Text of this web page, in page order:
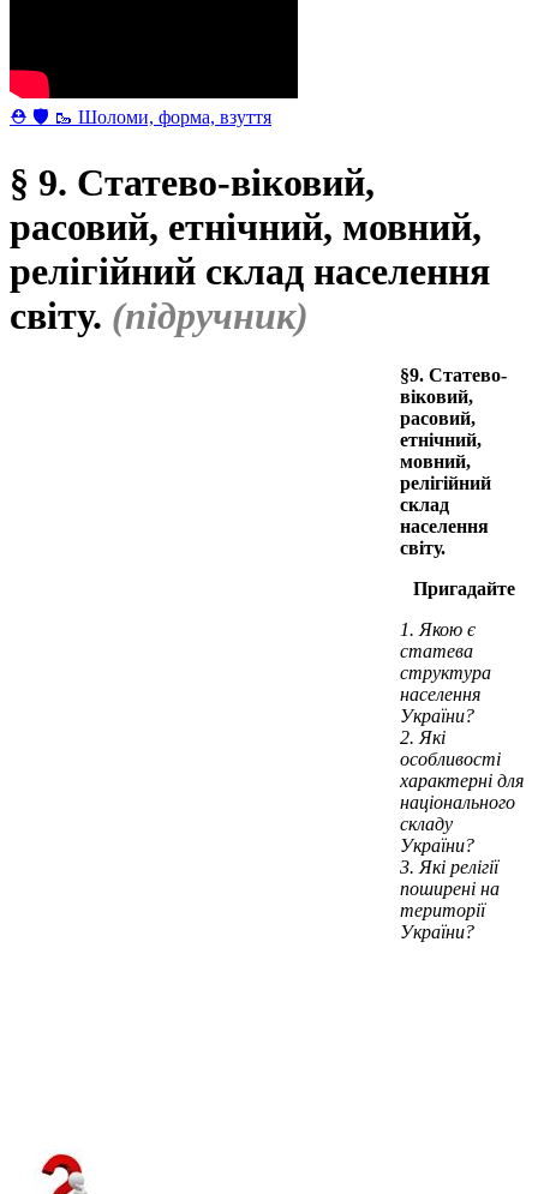
⛑ 🛡 🥾 Шоломи, форма, взуття
§ 9. Статево-віковий,
расовий, етнічний, мовний,
релігійний склад населення
світу. (підручник)
§9. Статево-
віковий,
расовий,
етнічний,
мовний,
релігійний
склад
населення
світу.
Пригадайте
Якою є
статева
структура
населення
України?
Які
особливості
характерні для
національного
складу
України?
Які релігії
поширені на
території
України?